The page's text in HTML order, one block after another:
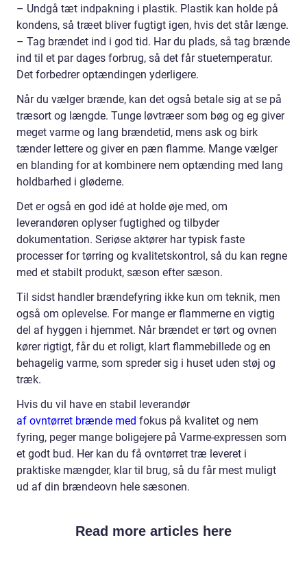
– Undgå tæt indpakning i plastik. Plastik kan holde på
kondens, så træet bliver fugtigt igen, hvis det står længe.
– Tag brændet ind i god tid. Har du plads, så tag brænde
ind til et par dages forbrug, så det får stuetemperatur.
Det forbedrer optændingen yderligere.
Når du vælger brænde, kan det også betale sig at se på
træsort og længde. Tunge løvtræer som bøg og eg giver
meget varme og lang brændetid, mens ask og birk
tænder lettere og giver en pæn flamme. Mange vælger
en blanding for at kombinere nem optænding med lang
holdbarhed i gløderne.
Det er også en god idé at holde øje med, om
leverandøren oplyser fugtighed og tilbyder
dokumentation. Seriøse aktører har typisk faste
processer for tørring og kvalitetskontrol, så du kan regne
med et stabilt produkt, sæson efter sæson.
Til sidst handler brændefyring ikke kun om teknik, men
også om oplevelse. For mange er flammerne en vigtig
del af hyggen i hjemmet. Når brændet er tørt og ovnen
kører rigtigt, får du et roligt, klart flammebillede og en
behagelig varme, som spreder sig i huset uden støj og
træk.
Hvis du vil have en stabil leverandør
af ovntørret brænde med fokus på kvalitet og nem
fyring, peger mange boligejere på Varme-expressen som
et godt bud. Her kan du få ovntørret træ leveret i
praktiske mængder, klar til brug, så du får mest muligt
ud af din brændeovn hele sæsonen.
Read more articles here